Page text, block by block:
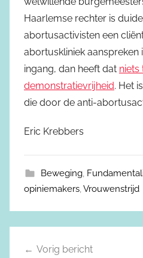
Haarlemse rechter is
abortusactivisten een
abortuskliniek aanspreken
ingang, dan heeft dat niets
demonstratievrijheid. Het
die door de anti-
Eric Krebbers
Beweging,
opiniemakers,Vrouwenstrijd
Berichtnavigatie
Vorig bericht